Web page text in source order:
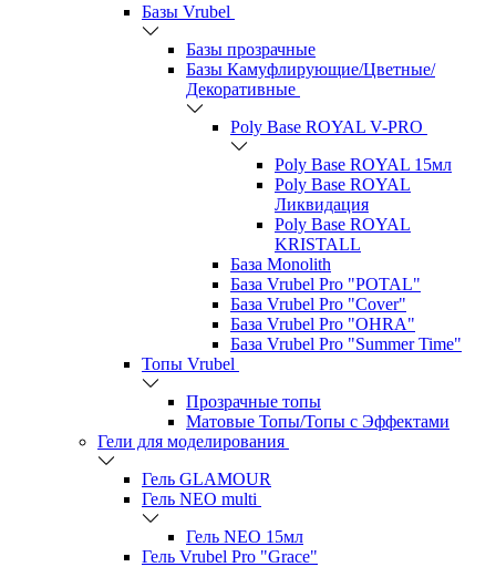
Базы Vrubel
Базы прозрачные
Базы Камуфлирующие/Цветные/
Декоративные
Poly Base ROYAL V-PRO
Poly Base ROYAL 15мл
Poly Base ROYAL
Ликвидация
Poly Base ROYAL
KRISTALL
База Monolith
База Vrubel Pro "POTAL"
База Vrubel Pro "Сover"
База Vrubel Pro "OHRA"
База Vrubel Pro "Summer Time"
Топы Vrubel
Прозрачные топы
Матовые Топы/Топы с Эффектами
Гели для моделирования
Гель GLAMOUR
Гель NEO multi
Гель NEO 15мл
Гель Vrubel Pro "Grace"